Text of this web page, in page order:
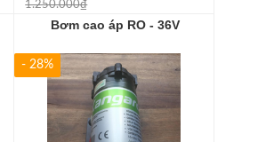
1.250.000₫
Bơm cao áp RO - 36V
- 28%